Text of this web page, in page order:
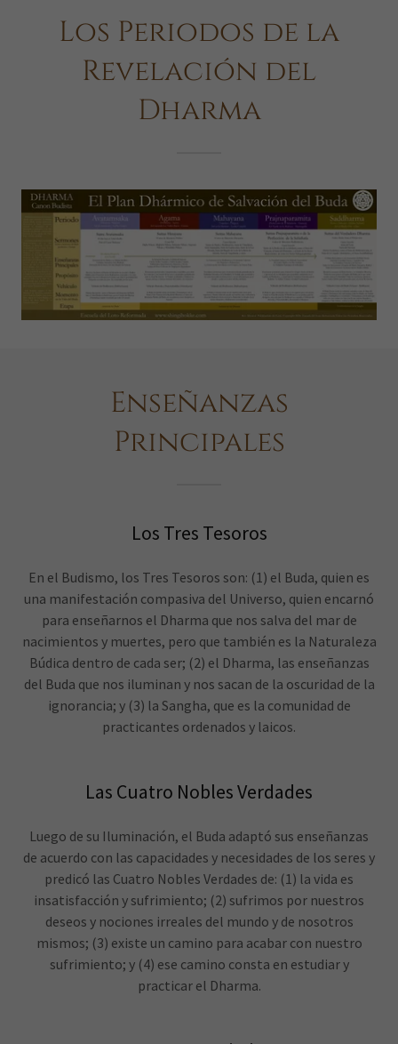
Los Periodos de la
Revelación del
Dharma
Enseñanzas
Principales
Los Tres Tesoros
En el Budismo, los Tres Tesoros son: (1) el Buda, quien es
una manifestación compasiva del Universo, quien encarnó
para enseñarnos el Dharma que nos salva del mar de
nacimientos y muertes, pero que también es la Naturaleza
Búdica dentro de cada ser; (2) el Dharma, las enseñanzas
del Buda que nos iluminan y nos sacan de la oscuridad de la
ignorancia; y (3) la Sangha, que es la comunidad de
practicantes ordenados y laicos.
Las Cuatro Nobles Verdades
Luego de su Iluminación, el Buda adaptó sus enseñanzas
de acuerdo con las capacidades y necesidades de los seres y
predicó las Cuatro Nobles Verdades de: (1) la vida es
insatisfacción y sufrimiento; (2) sufrimos por nuestros
deseos y nociones irreales del mundo y de nosotros
mismos; (3) existe un camino para acabar con nuestro
sufrimiento; y (4) ese camino consta en estudiar y
practicar el Dharma.